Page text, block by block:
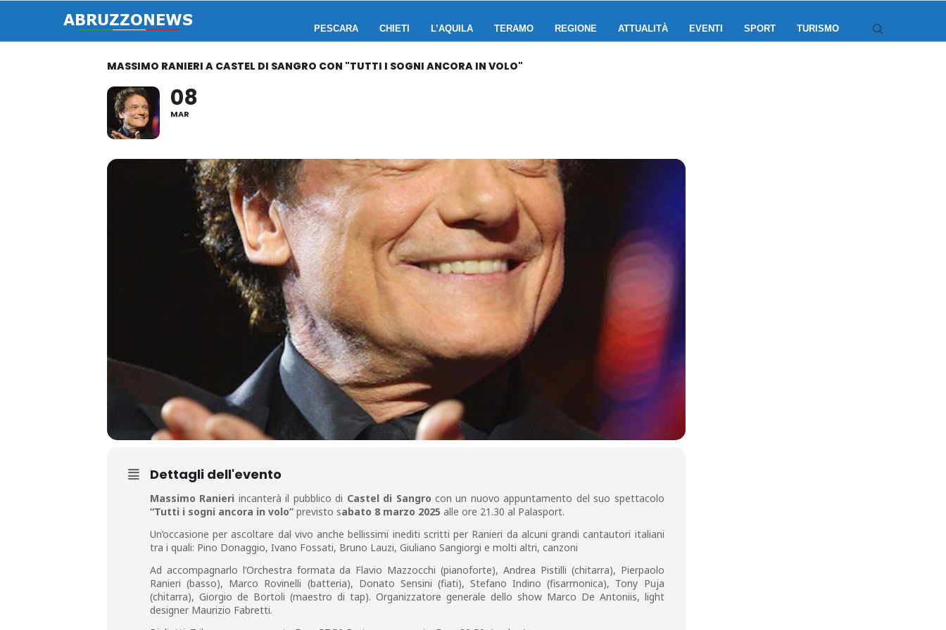
PESCARA CHIETI L’AQUILA TERAMO REGIONE ATTUALITÀ EVENTI SPORT TURISMO
MASSIMO RANIERI A CASTEL DI SANGRO CON "TUTTI I SOGNI ANCORA IN VOLO"
08
MAR
Dettagli dell'evento
Massimo Ranieri incanterà il pubblico di Castel di Sangro con un nuovo appuntamento del suo spettacolo
“Tutti i sogni ancora in volo” previsto sabato 8 marzo 2025 alle ore 21.30 al Palasport.
Un’occasione per ascoltare dal vivo anche bellissimi inediti scritti per Ranieri da alcuni grandi cantautori italiani
tra i quali: Pino Donaggio, Ivano Fossati, Bruno Lauzi, Giuliano Sangiorgi e molti altri, canzoni
Ad accompagnarlo l’Orchestra formata da Flavio Mazzocchi (pianoforte), Andrea Pistilli (chitarra), Pierpaolo
Ranieri (basso), Marco Rovinelli (batteria), Donato Sensini (fiati), Stefano Indino (fisarmonica), Tony Puja
(chitarra), Giorgio de Bortoli (maestro di tap). Organizzatore generale dello show Marco De Antoniis, light
designer Maurizio Fabretti.